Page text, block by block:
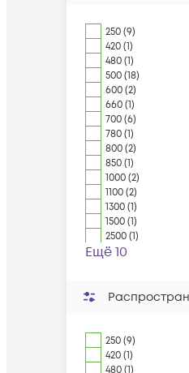
250 (9)
420 (1)
480 (1)
500 (18)
600 (2)
660 (1)
700 (6)
780 (1)
800 (2)
850 (1)
1000 (2)
1100 (2)
1300 (1)
1500 (1)
2500 (1)
Ещё 10
250 (9)
420 (1)
480 (1)